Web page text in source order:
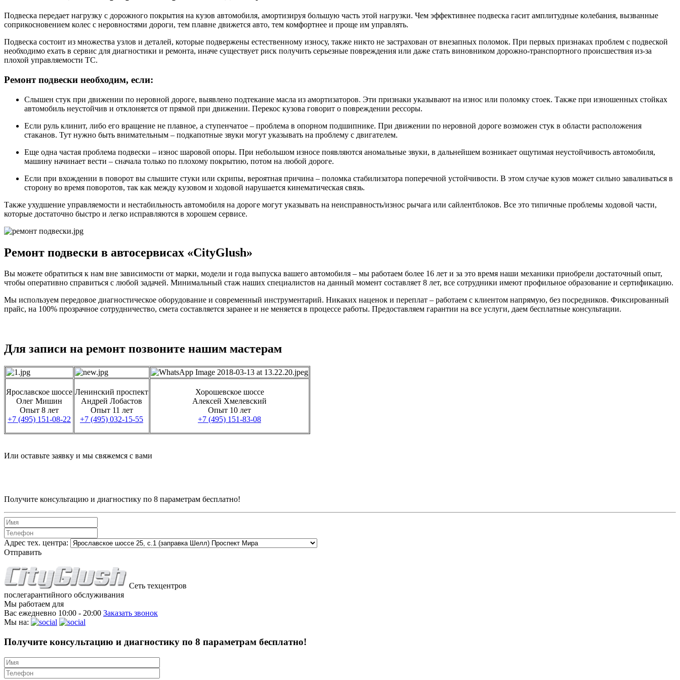
Подвеска передает нагрузку с дорожного покрытия на кузов автомобиля, амортизируя большую часть этой нагрузки. Чем эффективнее подвеска гасит амплитудные колебания, вызванные
соприкосновением колес с неровностями дороги, тем плавне движется авто, тем комфортнее и проще им управлять.
Подвеска состоит из множества узлов и деталей, которые подвержены естественному износу, также никто не застрахован от внезапных поломок. При первых признаках проблем с подвеской
необходимо ехать в сервис для диагностики и ремонта, иначе существует риск получить серьезные повреждения или даже стать виновником дорожно-транспортного происшествия из-за
плохой управляемости ТС.
Ремонт подвески необходим, если:
Слышен стук при движении по неровной дороге, выявлено подтекание масла из амортизаторов. Эти признаки указывают на износ или поломку стоек. Также при изношенных стойках
автомобиль неустойчив и отклоняется от прямой при движении. Перекос кузова говорит о повреждении рессоры.
Если руль клинит, либо его вращение не плавное, а ступенчатое – проблема в опорном подшипнике. При движении по неровной дороге возможен стук в области расположения
стаканов. Тут нужно быть внимательным – подкапотные звуки могут указывать на проблему с двигателем.
Еще одна частая проблема подвески – износ шаровой опоры. При небольшом износе появляются аномальные звуки, в дальнейшем возникает ощутимая неустойчивость автомобиля,
машину начинает вести – сначала только по плохому покрытию, потом на любой дороге.
Если при вхождении в поворот вы слышите стуки или скрипы, вероятная причина – поломка стабилизатора поперечной устойчивости. В этом случае кузов может сильно заваливаться в
сторону во время поворотов, так как между кузовом и ходовой нарушается кинематическая связь.
Также ухудшение управляемости и нестабильность автомобиля на дороге могут указывать на неисправность/износ рычага или сайлентблоков. Все это типичные проблемы ходовой части,
которые достаточно быстро и легко исправляются в хорошем сервисе.
Ремонт подвески в автосервисах «CityGlush»
Вы можете обратиться к нам вне зависимости от марки, модели и года выпуска вашего автомобиля – мы работаем более 16 лет и за это время наши механики приобрели достаточный опыт,
чтобы оперативно справиться с любой задачей. Минимальный стаж наших специалистов на данный момент составляет 8 лет, все сотрудники имеют профильное образование и сертификацию.
Мы используем передовое диагностическое оборудование и современный инструментарий. Никаких наценок и переплат – работаем с клиентом напрямую, без посредников. Фиксированный
прайс, на 100% прозрачное сотрудничество, смета составляется заранее и не меняется в процессе работы. Предоставляем гарантии на все услуги, даем бесплатные консультации.
Для записи на ремонт позвоните нашим мастерам
Ярославское шоссе
Олег Мишин
Опыт 8 лет
+7 (495) 151-08-22
Ленинский проспект
Андрей Лобастов
Опыт 11 лет
+7 (495) 032-15-55
Хорошевское шоссе
Алексей Хмелевский
Опыт 10 лет
+7 (495) 151-83-08
Или оставьте заявку и мы свяжемся с вами
Получите консультацию и диагностику по 8 параметрам бесплатно!
Адрес тех. центра:
Отправить
Сеть техцентров
послегарантийного обслуживания
Мы работаем для
Вас ежедневно 10:00 - 20:00 Заказать звонок
Мы на:
Получите консультацию и диагностику по 8 параметрам бесплатно!